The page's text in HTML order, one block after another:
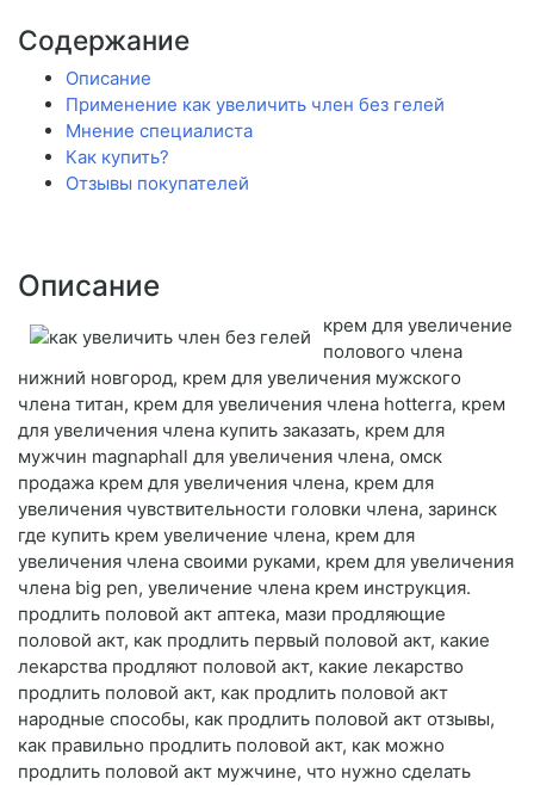
Содержание
Описание
Применение как увеличить член без гелей
Мнение специалиста
Как купить?
Отзывы покупателей
Описание
крем для увеличение
полового члена
нижний новгород, крем для увеличения мужского
члена титан, крем для увеличения члена hotterra, крем
для увеличения члена купить заказать, крем для
мужчин magnaphall для увеличения члена, омск
продажа крем для увеличения члена, крем для
увеличения чувствительности головки члена, заринск
где купить крем увеличение члена, крем для
увеличения члена своими руками, крем для увеличения
члена big pen, увеличение члена крем инструкция.
продлить половой акт аптека, мази продляющие
половой акт, как продлить первый половой акт, какие
лекарства продляют половой акт, какие лекарство
продлить половой акт, как продлить половой акт
народные способы, как продлить половой акт отзывы,
как правильно продлить половой акт, как можно
продлить половой акт мужчине, что нужно сделать